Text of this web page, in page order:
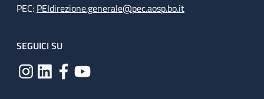
PEC: PEIdirezione.generale@pec.aosp.bo.it
SEGUICI SU